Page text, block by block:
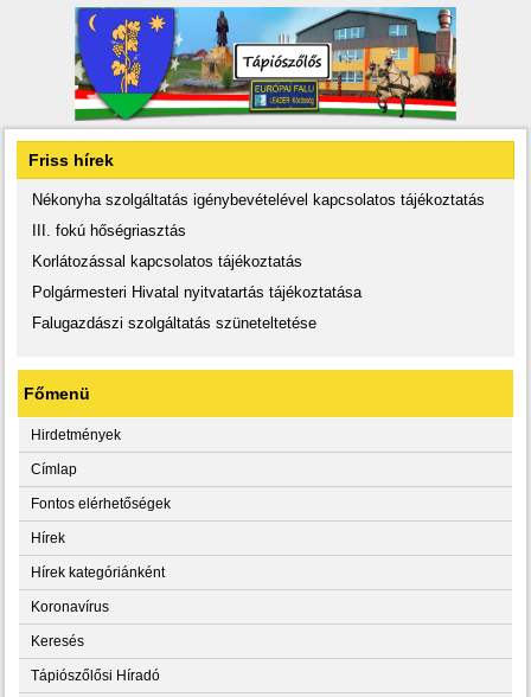
Friss hírek
Nékonyha szolgáltatás igénybevételével kapcsolatos tájékoztatás
III. fokú hőségriasztás
Korlátozással kapcsolatos tájékoztatás
Polgármesteri Hivatal nyitvatartás tájékoztatása
Falugazdászi szolgáltatás szüneteltetése
Főmenü
Hirdetmények
Címlap
Fontos elérhetőségek
Hírek
Hírek kategóriánként
Koronavírus
Keresés
Tápiószőlősi Híradó